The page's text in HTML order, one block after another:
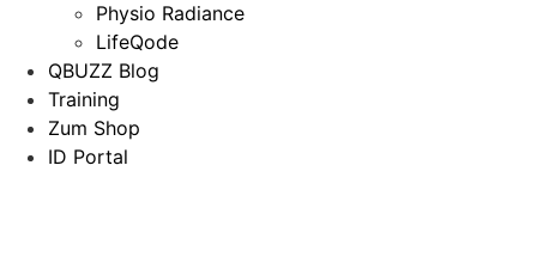
Physio Radiance
LifeQode
QBUZZ Blog
Training
Zum Shop
ID Portal